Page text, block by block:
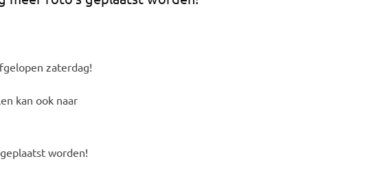
zaterdag!
kan ook naar
worden!